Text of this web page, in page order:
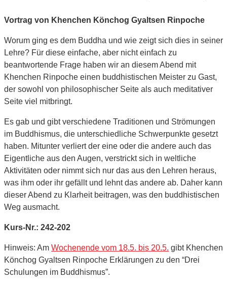
Vortrag von Khenchen Könchog Gyaltsen Rinpoche
Worum ging es dem Buddha und wie zeigt sich dies in seiner
Lehre? Für diese einfache, aber nicht einfach zu
beantwortende Frage haben wir an diesem Abend mit
Khenchen Rinpoche einen buddhistischen Meister zu Gast,
der sowohl von philosophischer Seite als auch meditativer
Seite viel mitbringt.
Es gab und gibt verschiedene Traditionen und Strömungen
im Buddhismus, die unterschiedliche Schwerpunkte gesetzt
haben. Mitunter verliert der eine oder die andere auch das
Eigentliche aus den Augen, verstrickt sich in weltliche
Aktivitäten oder nimmt sich nur das aus den Lehren heraus,
was ihm oder ihr gefällt und lehnt das andere ab. Daher kann
dieser Abend zu Klarheit beitragen, was den buddhistischen
Weg ausmacht.
Kurs-Nr.: 242-202
Hinweis: Am Wochenende vom 18.5. bis 20.5. gibt Khenchen
Könchog Gyaltsen Rinpoche Erklärungen zu den “Drei
Schulungen im Buddhismus”.